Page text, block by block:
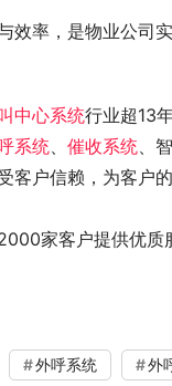
效率，是物业公司
中心系统行业超13年
系统、 催收系统、
客户信赖，为客户
家客户提供优质
外呼系统 外